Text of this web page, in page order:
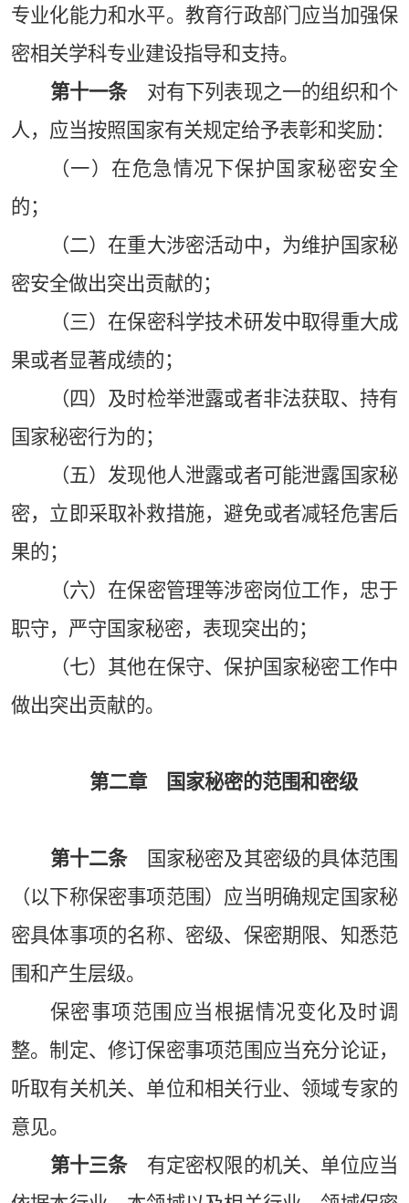
专业化能力和水平。教育行政部门应当加强保
密相关学科专业建设指导和支持。
第十一条对有下列表现之一的组织和个
人，应当按照国家有关规定给予表彰和奖励：
（一）在危急情况下保护国家秘密安全
的；
（二）在重大涉密活动中，为维护国家秘
密安全做出突出贡献的；
（三）在保密科学技术研发中取得重大成
果或者显著成绩的；
（四）及时检举泄露或者非法获取、持有
国家秘密行为的；
（五）发现他人泄露或者可能泄露国家秘
密，立即采取补救措施，避免或者减轻危害后
果的；
（六）在保密管理等涉密岗位工作，忠于
职守，严守国家秘密，表现突出的；
（七）其他在保守、保护国家秘密工作中
做出突出贡献的。
第二章 国家秘密的范围和密级
第十二条国家秘密及其密级的具体范围
（以下称保密事项范围）应当明确规定国家秘
密具体事项的名称、密级、保密期限、知悉范
围和产生层级。
保密事项范围应当根据情况变化及时调
整。制定、修订保密事项范围应当充分论证，
听取有关机关、单位和相关行业、领域专家的
意见。
第十三条有定密权限的机关、单位应当